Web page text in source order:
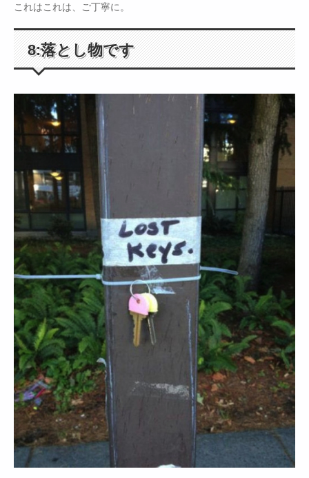
これはこれは、ご丁寧に。
8:落とし物です